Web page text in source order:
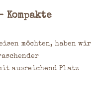
möchten, haben wir
ausreichend Platz